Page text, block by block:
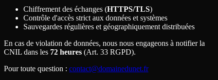
Chiffrement des échanges (HTTPS/TLS)
Contrôle d'accès strict aux données et systèmes
Sauvegardes régulières et géographiquement distribuées
En cas de violation de données, nous nous engageons à notifier la
CNIL dans les 72 heures (Art. 33 RGPD).
Pour toute question : contact@domainedunet.fr